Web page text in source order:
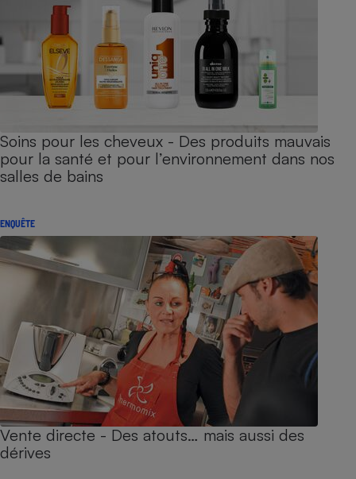
Soins pour les cheveux - Des produits mauvais
pour la santé et pour l’environnement dans nos
salles de bains
ENQUÊTE
Vente directe - Des atouts… mais aussi des
dérives